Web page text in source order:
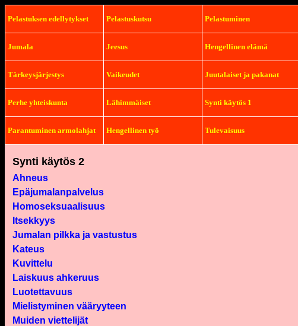
Pelastuksen edellytykset Pelastuskutsu Pelastuminen
Jumala Jeesus Hengellinen elämä
Tärkeysjärjestys Vaikeudet Juutalaiset ja pakanat
Perhe yhteiskunta Lähimmäiset Synti käytös 1
Parantuminen armolahjat Hengellinen työ Tulevaisuus
Synti käytös 2
Ahneus
Epäjumalanpalvelus
Homoseksuaalisuus
Itsekkyys
Jumalan pilkka ja vastustus
Kateus
Kuvittelu
Laiskuus ahkeruus
Luotettavuus
Mielistyminen vääryyteen
Muiden viettelijät